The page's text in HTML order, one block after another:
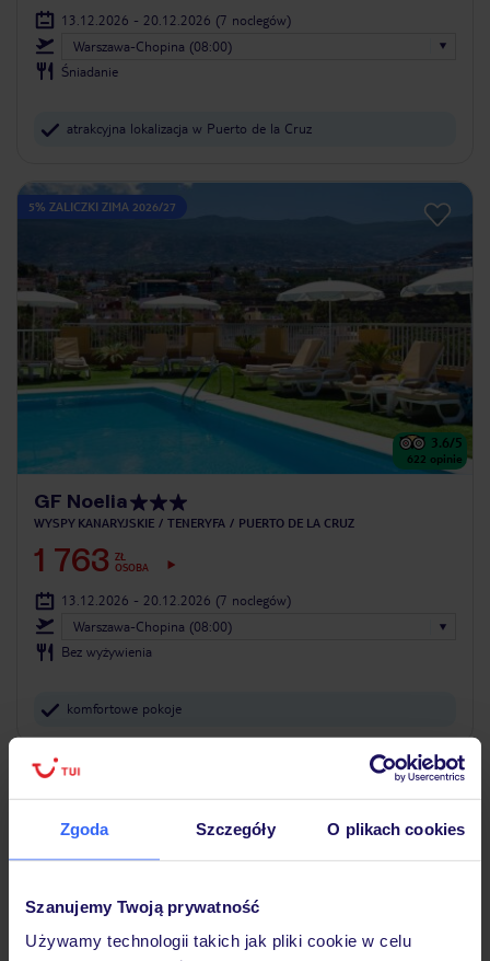
Zgoda Szczegóły O plikach cookies
Szanujemy Twoją prywatność
Używamy technologii takich jak pliki cookie w celu
13.12.2026 - 20.12.2026 (7 noclegów)
Warszawa-Chopina (08:00)
Śniadanie
atrakcyjna lokalizacja w Puerto de la Cruz
5% ZALICZKI ZIMA 2026/27
3.6/5
622 opinie
GF Noelia
WYSPY KANARYJSKIE TENERYFA PUERTO DE LA CRUZ
1 763 ZŁ
OSOBA
13.12.2026 - 20.12.2026 (7 noclegów)
Warszawa-Chopina (08:00)
Bez wyżywienia
komfortowe pokoje